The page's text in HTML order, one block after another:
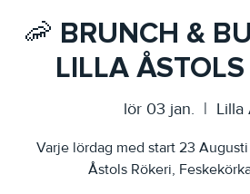
🦐 BRUNCH &
LILLA ÅSTOLS
lör 03 jan.
  |
Lilla
Varje lördag med start 23
Åstols Rökeri,